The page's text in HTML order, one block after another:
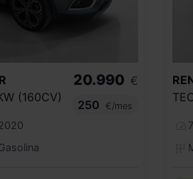
(160CV)
20.990 €
250
€/mes